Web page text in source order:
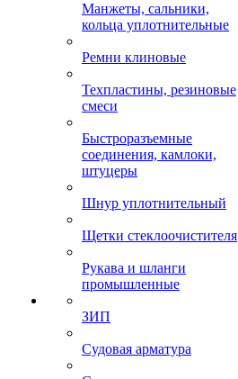
Манжеты, сальники,
кольца уплотнительные
Ремни клиновые
Техпластины, резиновые
смеси
Быстроразъемные
соединения, камлоки,
штуцеры
Шнур уплотнительный
Щетки стеклоочистителя
Рукава и шланги
промышленные
ЗИП
Судовая арматура